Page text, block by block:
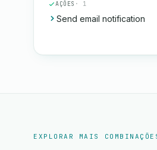
AÇÕES · 1
Send email notification
EXPLORAR MAIS